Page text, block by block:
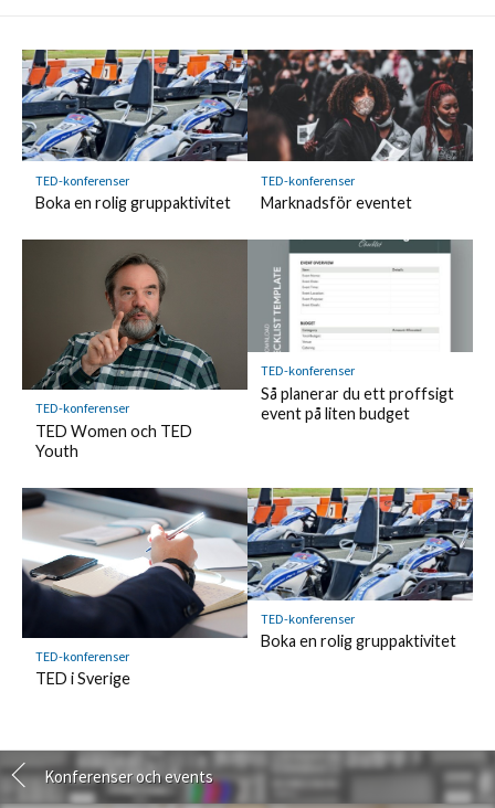
TED-konferenser
Boka en rolig gruppaktivitet
TED-konferenser
Marknadsför eventet
TED-konferenser
TED Women och TED
Youth
TED-konferenser
Så planerar du ett proffsigt
event på liten budget
TED-konferenser
TED i Sverige
TED-konferenser
Boka en rolig gruppaktivitet
Konferenser och events